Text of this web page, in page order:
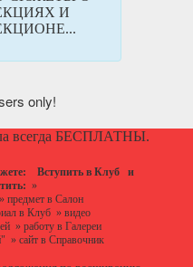
И
only!
всегда БЕСПЛАТНЫ.
Вступить в Клуб
и
»
предмет в Салон
в Клуб» видео
» работу в Галереи
» сайт в Справочник